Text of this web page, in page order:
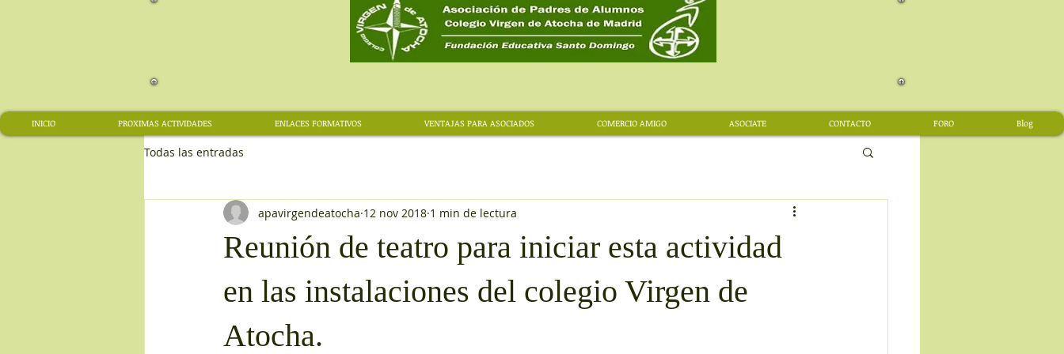
Todas las entradas
Reunión de teatro para iniciar esta actividad
en las instalaciones del colegio Virgen de
Atocha.
apavirgendeatocha 12 nov 2018 1 min de lectura
INICIO PROXIMAS ACTIVIDADES ENLACES FORMATIVOS VENTAJAS PARA ASOCIADOS COMERCIO AMIGO ASOCIATE CONTACTO FORO Blog